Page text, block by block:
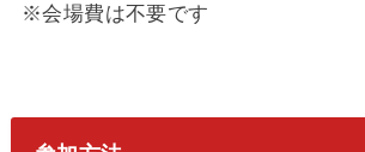
※会場費は不要です